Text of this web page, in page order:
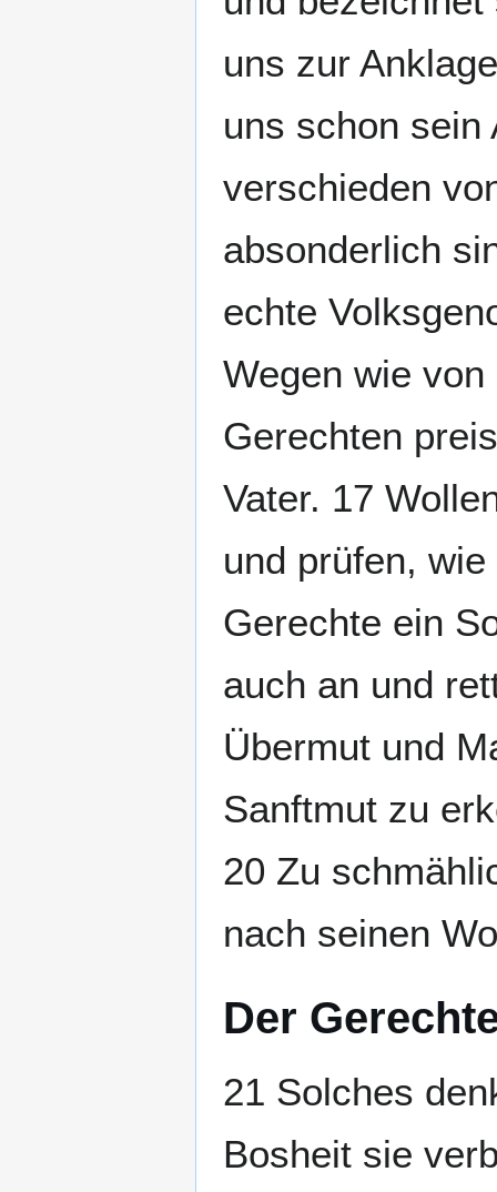
uns zur
uns schon sein
verschieden
absonderlich
echte
Wegen wie
Gerechten
Vater. 17
und prüfen,
Gerechte ein
auch an und
Übermut und
Sanftmut zu
20 Zu
nach seinen
Der
21 Solches
Bosheit sie